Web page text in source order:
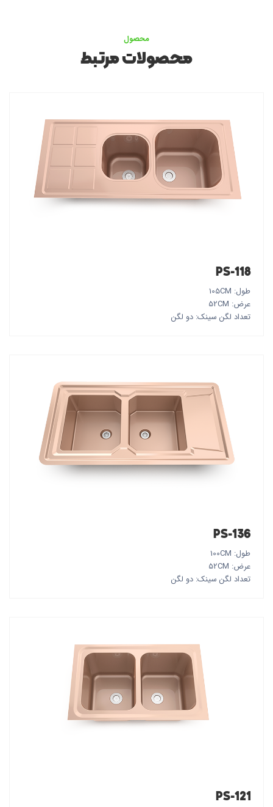
محصول
محصولات مرتبط
PS-118
طول: 105CM
عرض: 52CM
تعداد لگن سینک: دو لگن
PS-136
طول: 100CM
عرض: 52CM
تعداد لگن سینک: دو لگن
PS-121